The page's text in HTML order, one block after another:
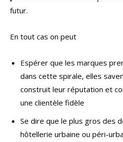
futur.
En tout cas on peut
Espérer que les marques
dans cette spirale, elles
construit leur réputation et
une clientèle fidèle
Se dire que le plus gros des
hôtellerie urbaine ou péri-